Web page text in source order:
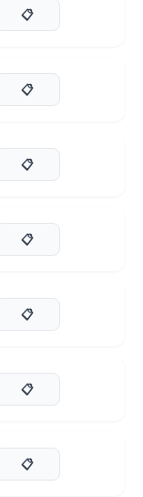
📋
📋
📋
📋
📋
📋
📋